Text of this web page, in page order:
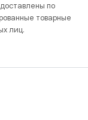
по
товарные
лиц.